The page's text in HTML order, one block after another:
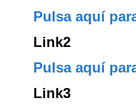
Pulsa aquí
Link2
Pulsa aquí
Link3